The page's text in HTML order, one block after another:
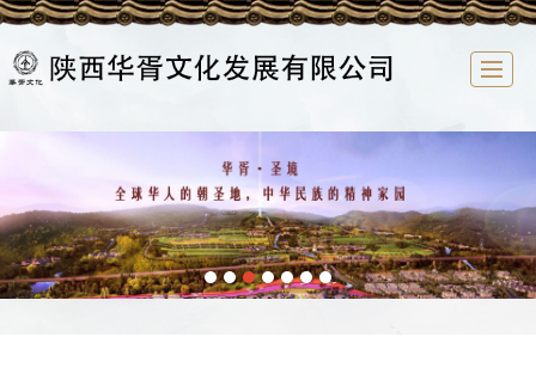
新闻中心 文化研究